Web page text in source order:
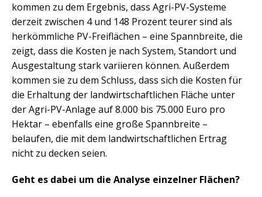
kommen zu dem Ergebnis, dass Agri-PV-Systeme
derzeit zwischen 4 und 148 Prozent teurer sind als
herkömmliche PV-Freiflächen – eine Spannbreite, die
zeigt, dass die Kosten je nach System, Standort und
Ausgestaltung stark variieren können. Außerdem
kommen sie zu dem Schluss, dass sich die Kosten für
die Erhaltung der landwirtschaftlichen Fläche unter
der Agri-PV-Anlage auf 8.000 bis 75.000 Euro pro
Hektar – ebenfalls eine große Spannbreite –
belaufen, die mit dem landwirtschaftlichen Ertrag
nicht zu decken seien.
Geht es dabei um die Analyse einzelner Flächen?